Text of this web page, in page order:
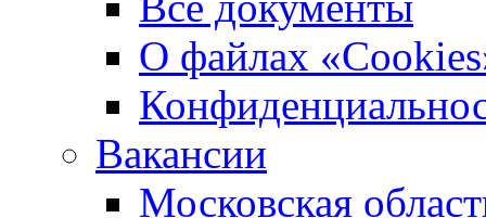
О файлах
Вакансии
Московская